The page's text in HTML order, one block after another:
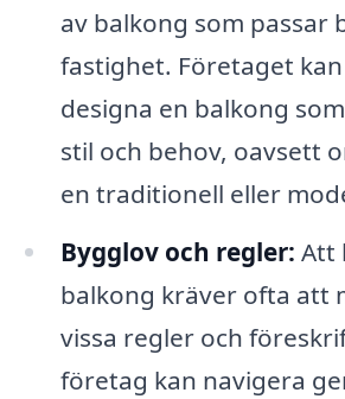
av balkong som passar
fastighet. Företaget
designa en balkong
stil och behov, oavsett
en traditionell eller
Bygglov och regler: Att
balkong kräver ofta att
vissa regler och
företag kan navigera